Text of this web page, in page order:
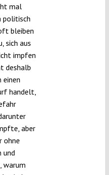
mal
politisch
bleiben
sich aus
impfen
deshalb
einen
handelt,
aber
ohne
und
warum